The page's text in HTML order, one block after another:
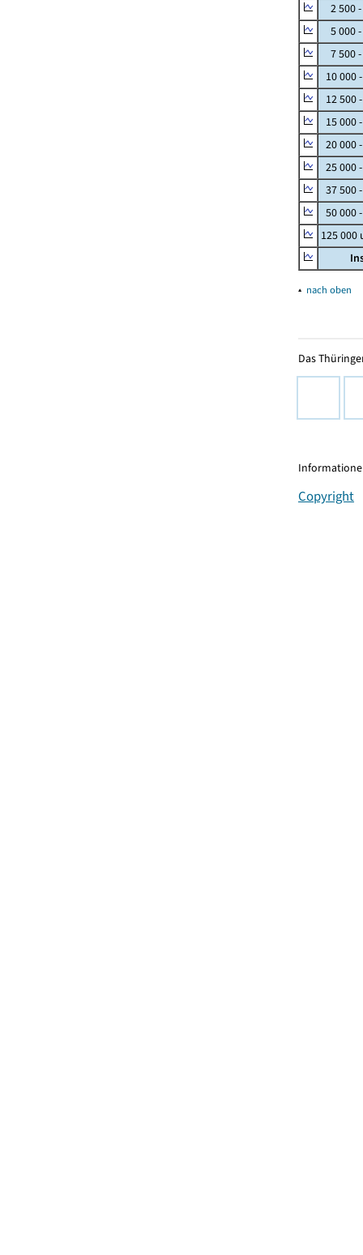
2 500
5 000
7 500
10 000
12 500
15 000
20 000
25 000
37 500
50 000
125
▴ nach oben
Das
Copyright